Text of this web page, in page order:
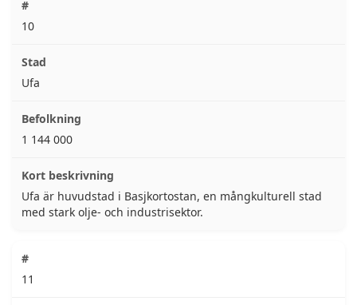
10
Ufa
1 144 000
Ufa är huvudstad i Basjkortostan, en mångkulturell stad
med stark olje- och industrisektor.
11